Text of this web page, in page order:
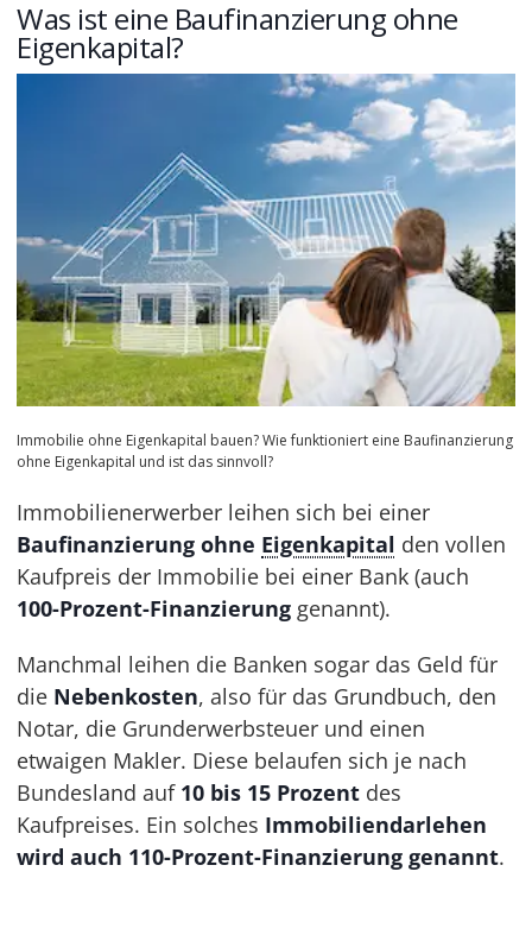
Was ist eine Baufinanzierung ohne
Eigenkapital?
Immobilie ohne Eigenkapital bauen? Wie funktioniert eine Baufinanzierung
ohne Eigenkapital und ist das sinnvoll?
Immobilienerwerber leihen sich bei einer
Baufinanzierung ohne Eigenkapital den vollen
Kaufpreis der Immobilie bei einer Bank (auch
100-Prozent-Finanzierung genannt).
Manchmal leihen die Banken sogar das Geld für
die Nebenkosten, also für das Grundbuch, den
Notar, die Grunderwerbsteuer und einen
etwaigen Makler. Diese belaufen sich je nach
Bundesland auf10 bis 15 Prozent des
Kaufpreises. Ein solches Immobiliendarlehen
wird auch 110-Prozent-Finanzierung genannt.